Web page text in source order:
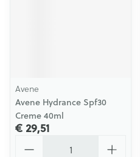
Avene
Avene Hydrance Spf30
Creme 40ml
€ 29,51